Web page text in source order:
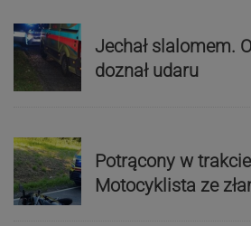
Jechał slalomem.
doznał udaru
Potrącony w
Motocyklista ze